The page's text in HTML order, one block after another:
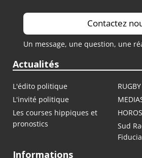
Contactez
Un message, une question, une
Actualités
L'édito politique
RUGBY
L'invité politique
Les courses hippiques et
pronostics
Sud
Informations